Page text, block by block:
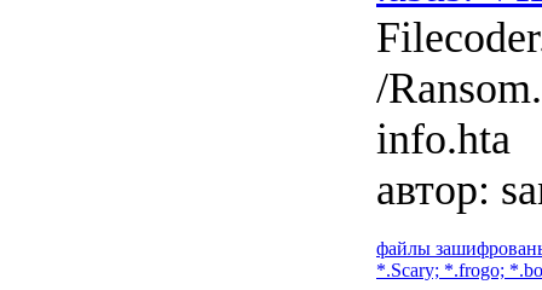
/
info.hta
автор:
файлы
*.Scary; *.frogo;